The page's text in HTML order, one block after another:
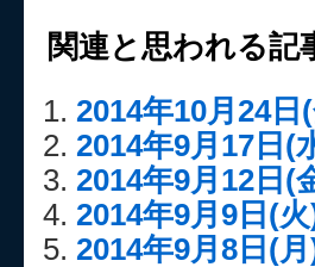
関連と思われる記
2014年10月24
2014年9月17日(
2014年9月12日(
2014年9月9日(
2014年9月8日(